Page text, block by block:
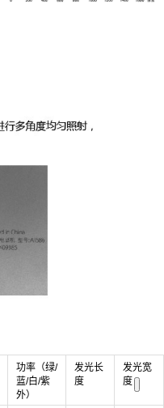
功率（绿/
蓝/白/紫
外）
发光长
度
发光宽
度